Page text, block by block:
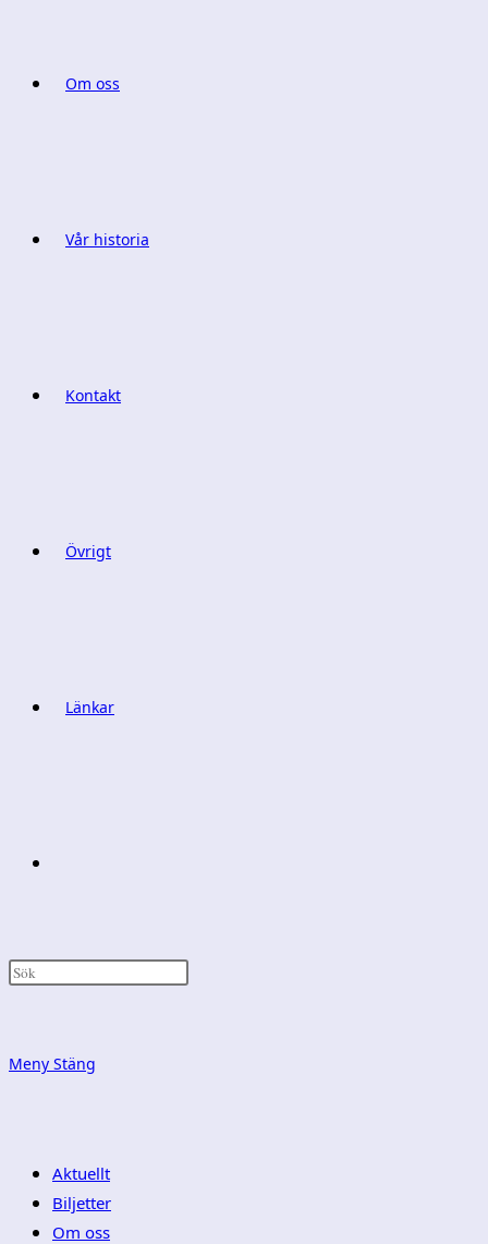
Om oss
Vår historia
Kontakt
Övrigt
Länkar
webbplatssökning
Meny Stäng
Aktuellt
Biljetter
Om oss